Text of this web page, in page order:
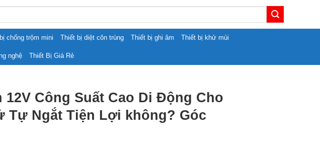
chống trộm mini Thiết bị diệt côn trùng Thiết bị ghi âm Thiết bị khử mùi
nghệ Thiết Bị Giá Rẻ
Công Suất Cao Di Động Cho
Tự Ngắt Tiện Lợi không? Góc